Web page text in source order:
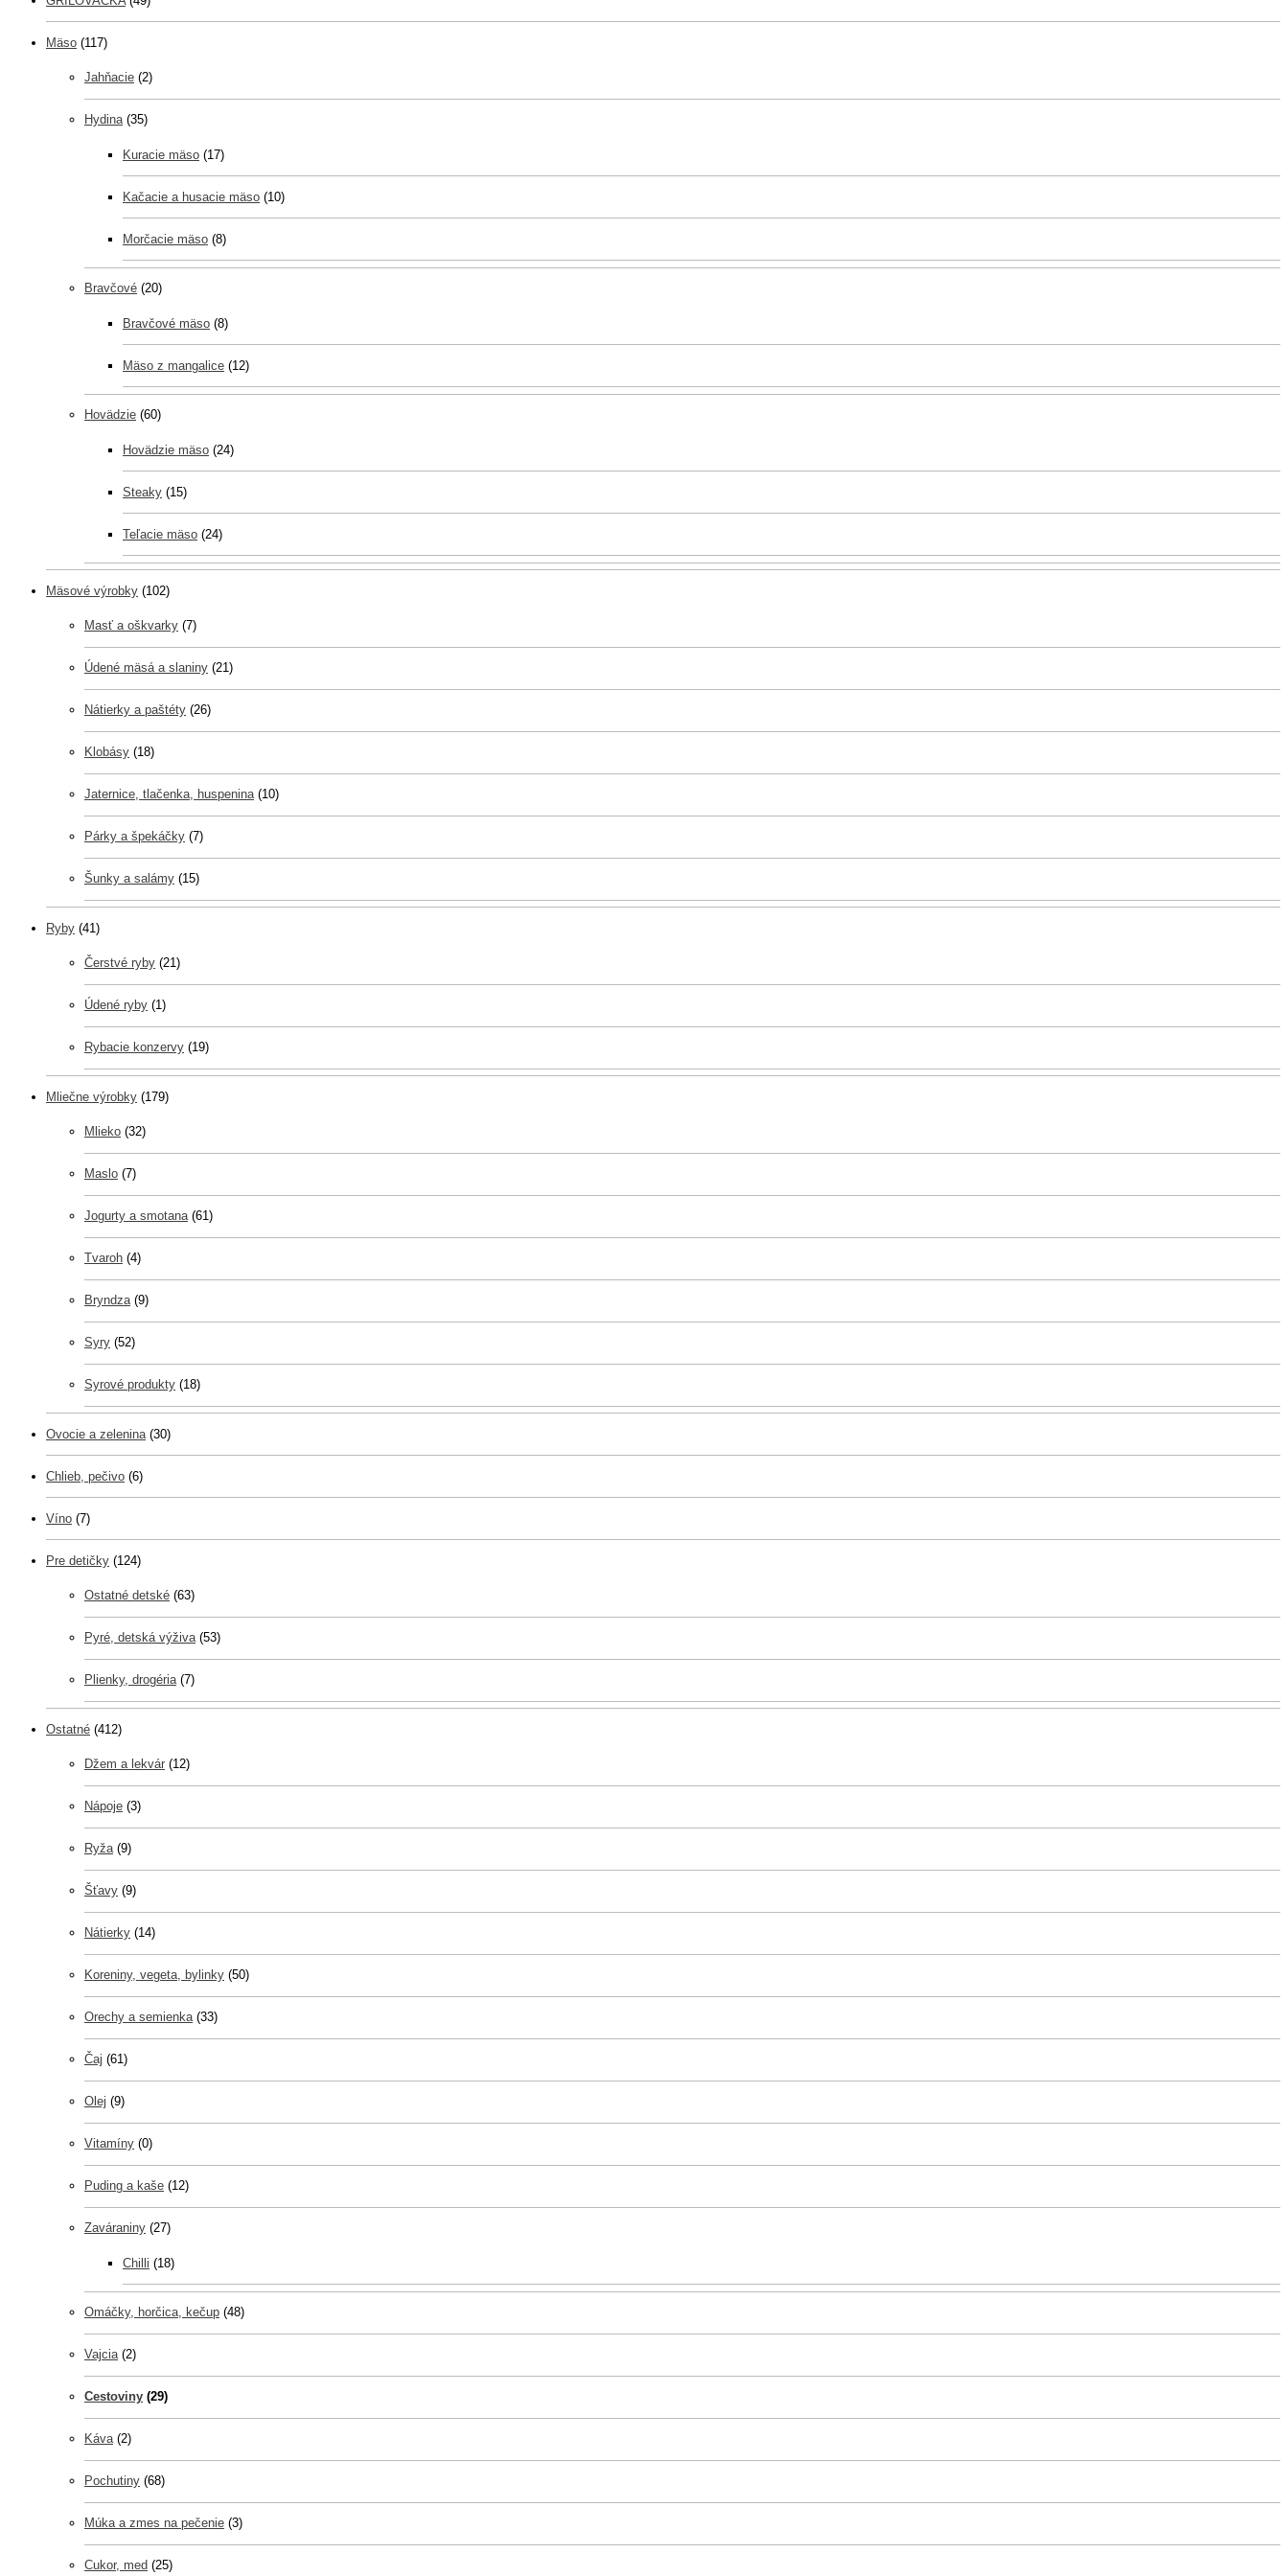
Mäso (117)
Jahňacie (2)
Hydina (35)
Kuracie mäso (17)
Kačacie a husacie mäso (10)
Morčacie mäso (8)
Bravčové (20)
Bravčové mäso (8)
Mäso z mangalice (12)
Hovädzie (60)
Hovädzie mäso (24)
Steaky (15)
Teľacie mäso (24)
Mäsové výrobky (102)
Masť a oškvarky (7)
Údené mäsá a slaniny (21)
Nátierky a paštéty (26)
Klobásy (18)
Jaternice, tlačenka, huspenina (10)
Párky a špekáčky (7)
Šunky a salámy (15)
Ryby (41)
Čerstvé ryby (21)
Údené ryby (1)
Rybacie konzervy (19)
Mliečne výrobky (179)
Mlieko (32)
Maslo (7)
Jogurty a smotana (61)
Tvaroh (4)
Bryndza (9)
Syry (52)
Syrové produkty (18)
Ovocie a zelenina (30)
Chlieb, pečivo (6)
Víno (7)
Pre detičky (124)
Ostatné detské (63)
Pyré, detská výživa (53)
Plienky, drogéria (7)
Ostatné (412)
Džem a lekvár (12)
Nápoje (3)
Ryža (9)
Šťavy (9)
Nátierky (14)
Koreniny, vegeta, bylinky (50)
Orechy a semienka (33)
Čaj (61)
Olej (9)
Vitamíny (0)
Puding a kaše (12)
Zaváraniny (27)
Chilli (18)
Omáčky, horčica, kečup (48)
Vajcia (2)
Cestoviny (29)
Káva (2)
Pochutiny (68)
Múka a zmes na pečenie (3)
Cukor, med (25)